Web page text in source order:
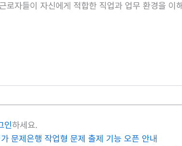
로자들이 자신에게 적합한 직업과 업무 환경을
인하세요.
문제은행 작업형 문제 출제 기능 오픈 안내